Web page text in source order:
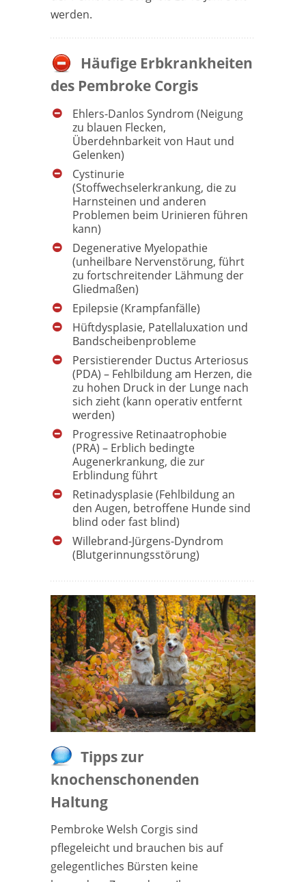
werden.
Häufige Erbkrankheiten
des Pembroke Corgis
Ehlers-Danlos Syndrom (Neigung
zu blauen Flecken,
Überdehnbarkeit von Haut und
Gelenken)
Cystinurie
(Stoffwechselerkrankung, die zu
Harnsteinen und anderen
Problemen beim Urinieren führen
kann)
Degenerative Myelopathie
(unheilbare Nervenstörung, führt
zu fortschreitender Lähmung der
Gliedmaßen)
Epilepsie (Krampfanfälle)
Hüftdysplasie, Patellaluxation und
Bandscheibenprobleme
Persistierender Ductus Arteriosus
(PDA) – Fehlbildung am Herzen, die
zu hohen Druck in der Lunge nach
sich zieht (kann operativ entfernt
werden)
Progressive Retinaatrophobie
(PRA) – Erblich bedingte
Augenerkrankung, die zur
Erblindung führt
Retinadysplasie (Fehlbildung an
den Augen, betroffene Hunde sind
blind oder fast blind)
Willebrand-Jürgens-Dyndrom
(Blutgerinnungsstörung)
Tipps zur
knochenschonenden
Haltung
Pembroke Welsh Corgis sind
pflegeleicht und brauchen bis auf
gelegentliches Bürsten keine